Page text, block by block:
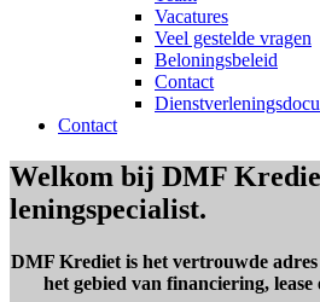
Vacatures
Veel gestelde vragen
Beloningsbeleid
Contact
Contact
Welkom bij DMF
leningspecialist.
DMF Krediet is het vertrouwde
het gebied van financiering,